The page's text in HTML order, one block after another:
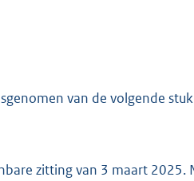
van de volgende
zitting van 3 maart 2025.